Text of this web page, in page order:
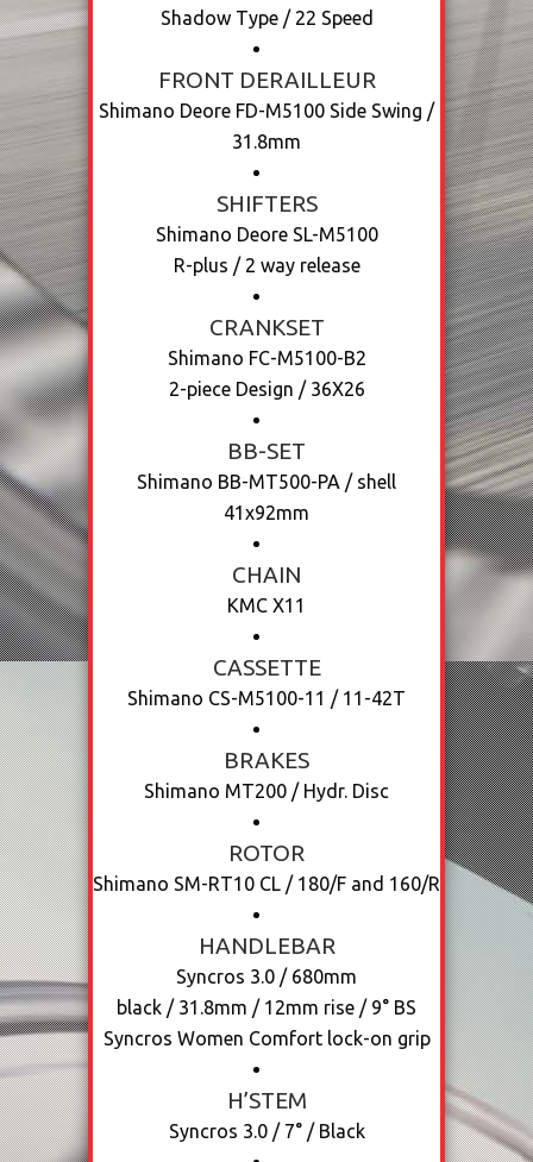
Shadow Type / 22 Speed
FRONT DERAILLEUR
Shimano Deore FD-M5100 Side Swing /
31.8mm
SHIFTERS
Shimano Deore SL-M5100
R-plus / 2 way release
CRANKSET
Shimano FC-M5100-B2
2-piece Design / 36X26
BB-SET
Shimano BB-MT500-PA / shell
41x92mm
CHAIN
KMC X11
CASSETTE
Shimano CS-M5100-11 / 11-42T
BRAKES
Shimano MT200 / Hydr. Disc
ROTOR
Shimano SM-RT10 CL / 180/F and 160/R
HANDLEBAR
Syncros 3.0 / 680mm
black / 31.8mm / 12mm rise / 9° BS
Syncros Women Comfort lock-on grip
H’STEM
Syncros 3.0 / 7° / Black